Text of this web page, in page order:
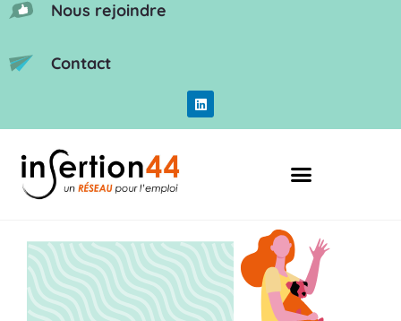
Nous rejoindre
Contact